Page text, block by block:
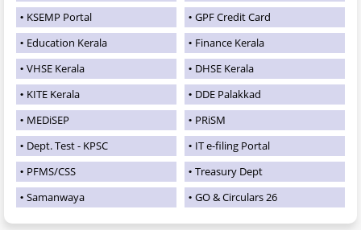
KSEMP Portal
GPF Credit Card
Education Kerala
Finance Kerala
VHSE Kerala
DHSE Kerala
KITE Kerala
DDE Palakkad
MEDiSEP
PRiSM
Dept. Test - KPSC
IT e-filing Portal
PFMS/CSS
Treasury Dept
Samanwaya
GO & Circulars 26